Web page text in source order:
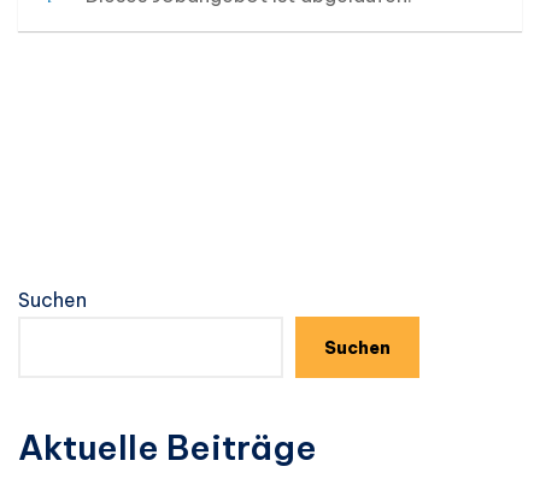
Suchen
Suchen
Aktuelle Beiträge